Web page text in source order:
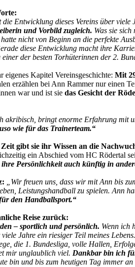
Entwicklung dieses Vereins über
und Vorbild zugleich. Was sie
hatte nicht von Beginn an die perfekte
diese Entwicklung macht ihre
der besten Torhüterinnen der 2.
Kapitel Vereinsgeschichte: Mit
erzählen bei Ann Rammer nur einen
war und ist sie das Gesicht der
akribisch, bringt enorme Erfahrung mit
wie für das Trainerteam.“
gibt sie ihr Wissen an die
ein Abschied vom HC Rödertal
Persönlichkeit auch künftig in
„Wir freuen uns, dass wir mit Ann bis
Leistungshandball zu spielen. Ann
den Handballsport.“
Reise zurück:
– sportlich und persönlich. Wenn ich
Jahre ein riesiger Teil meines
die 1. Bundesliga, volle Hallen,
mir unglaublich viel. Dankbar bin ich
bin und bis zum heutigen Tag immer an